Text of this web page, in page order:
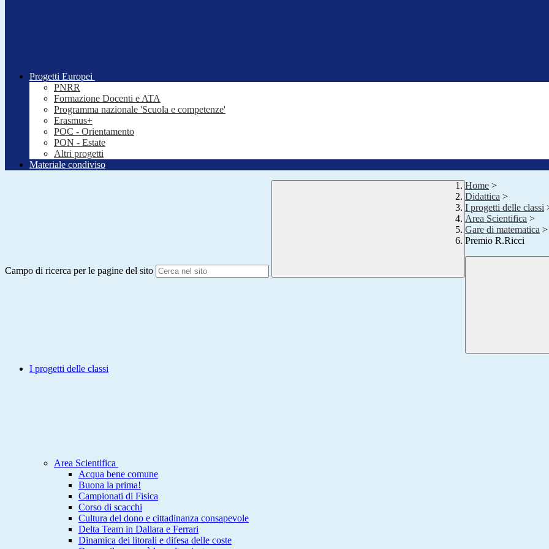
Progetti Europei
PNRR
Formazione Docenti e ATA
Programma nazionale 'Scuola e competenze'
Erasmus+
POC - Orientamento
PON - Estate
Altri progetti
Materiale condiviso
Campo di ricerca per le pagine del sito
Home >
Didattica >
I progetti delle classi
Area Scientifica >
Gare di matematica >
Premio R.Ricci
I progetti delle classi
Area Scientifica
Acqua bene comune
Buona la prima!
Campionati di Fisica
Corso di scacchi
Cultura del dono e cittadinanza consapevole
Delta Team in Dallara e Ferrari
Dinamica dei litorali e difesa delle coste